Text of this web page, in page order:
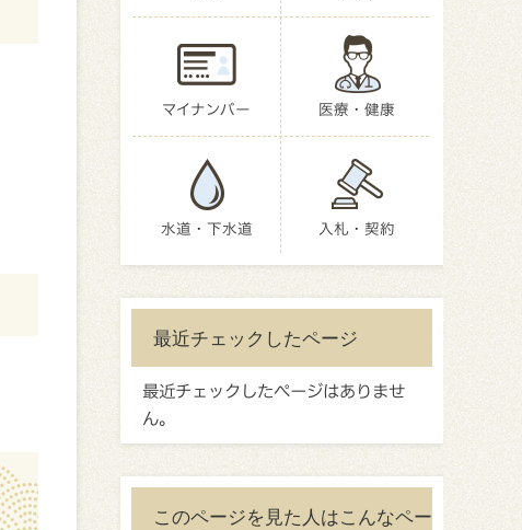
マイナンバー 医療・健康
水道・下水道 入札・契約
最近チェックしたページ
最近チェックしたページはありませ
ん。
このページを見た人はこんなペー